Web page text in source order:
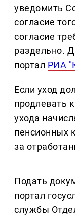
уведомить
согласие
согласие
раздельно.
портал РИА
Если уход
продлевать
ухода
пенсионных
за
Подать
портал
службы